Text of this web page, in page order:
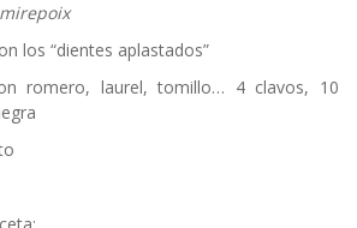
mirepoix
los “dientes aplastados”
romero, laurel, tomillo… 4 clavos, 10